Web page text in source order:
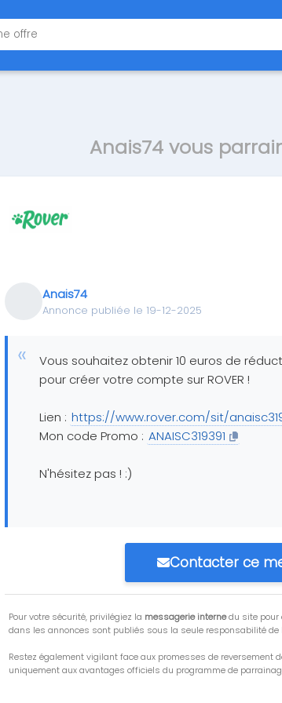
Anais74 vous
Anais74
Annonce publiée le 19-12-2025
Vous souhaitez obtenir 10 euros de
pour créer votre compte sur ROVER !
Lien : https://www.rover.com/sit/
Mon code Promo : ANAISC319391
N'hésitez pas ! :)
Contacter ce
Pour votre sécurité, privilégiez la messagerie internedu site pour
dans les annonces sont publiés sous la seule responsabilité de
Restez également vigilant face aux promesses de reversement
uniquement aux avantages officiels du programme de